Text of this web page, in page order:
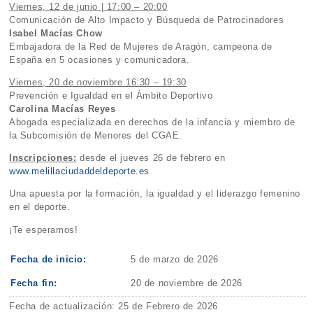
Viernes, 12 de junio | 17:00 – 20:00
Comunicación de Alto Impacto y Búsqueda de Patrocinadores
Isabel Macías Chow
Embajadora de la Red de Mujeres de Aragón, campeona de
España en 5 ocasiones y comunicadora.
Viernes, 20 de noviembre 16:30 – 19:30
Prevención e Igualdad en el Ámbito Deportivo
Carolina Macías Reyes
Abogada especializada en derechos de la infancia y miembro de
la Subcomisión de Menores del CGAE.
Inscripciones: desde el jueves 26 de febrero en
www.melillaciudaddeldeporte.es
Una apuesta por la formación, la igualdad y el liderazgo femenino
en el deporte.
¡Te esperamos!
Fecha de inicio: 5 de marzo de 2026
Fecha fin: 20 de noviembre de 2026
Fecha de actualización: 25 de Febrero de 2026